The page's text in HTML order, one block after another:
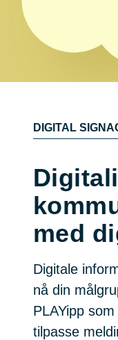
DIGITAL
med
Digitale
nå din
PLAYipp
tilpasse